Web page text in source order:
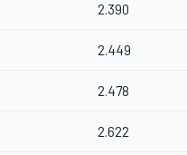
2.390
2.449
2.478
2.622